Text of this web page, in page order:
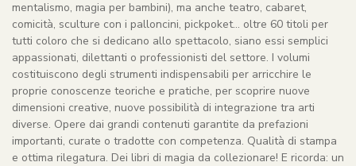
mentalismo, magia per bambini), ma anche teatro, cabaret,
comicità, sculture con i palloncini, pickpoket… oltre 60 titoli per
tutti coloro che si dedicano allo spettacolo, siano essi semplici
appassionati, dilettanti o professionisti del settore. I volumi
costituiscono degli strumenti indispensabili per arricchire le
proprie conoscenze teoriche e pratiche, per scoprire nuove
dimensioni creative, nuove possibilità di integrazione tra arti
diverse. Opere dai grandi contenuti garantite da prefazioni
importanti, curate o tradotte con competenza. Qualità di stampa
e ottima rilegatura. Dei libri di magia da collezionare! E ricorda: un